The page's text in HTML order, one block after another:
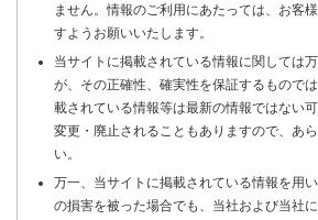
ません。情報のご利用にあたっては、お客
すようお願いいたします。
当サイトに掲載されている情報に関しては
が、その正確性、確実性を保証するもので
載されている情報等は最新の情報ではない
変更・廃止されることもありますので、あ
い。
万一、当サイトに掲載されている情報を用
の損害を被った場合でも、当社および当社